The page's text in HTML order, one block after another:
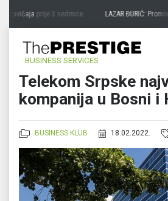
zavičajaprije 3 sedmice LAZAR ĐURIĆ:
BUSINESS SERVICES
Telekom Srpske
kompanija u Bosni i
BUSINESS KLUB 18.02.2022.